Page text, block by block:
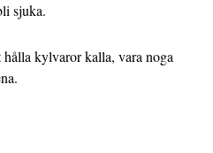
sjuka.
hålla kylvaror kalla, vara noga